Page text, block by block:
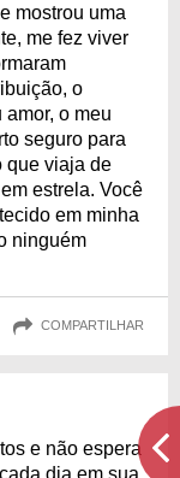
mostrou uma
me fez viver
o
o meu
seguro para
que viaja de
estrela. Você
em minha
ninguém
COMPARTILHAR
e não espera
dia em sua